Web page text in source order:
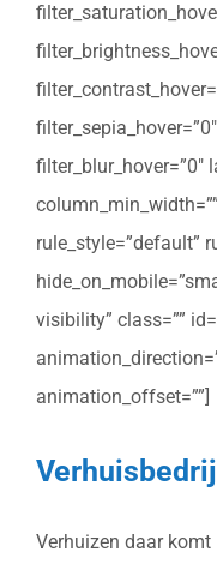
filter_blur_hover=”0″
rule_style=”default”
visibility” class=””
animation_offset=””]
Verhuizen daar